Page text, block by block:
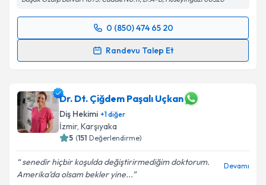
0 (850) 474 65 20
Randevu Talep Et
Randevu Takvimi Talebi
takvim hazırlandığında e-posta ile bilgilendireceğiz.
E-posta Adresiniz
Kişisel verilerimin işlenmesine ilişkin
Dr. Dt. Çiğdem Paşalı Uçkan
Diş Hekimi +1diğer
İzmir, Karşıyaka
5 (151 Değerlendirme)
senedir hiçbir koşulda değiştirirmediğim doktorum.
Amerika’da olsam bekler yine...
Devamı